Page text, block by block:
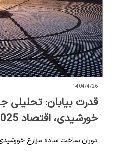
1404/4/26
قدرت بیابان: تحلیلی
خورشیدی، اقتصاد 2025 و افق‌های راهبردی
دوران ساخت ساده مزارع